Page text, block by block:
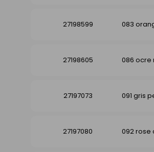
27198599 083
27198605 086 ocre
27197073 091 gris
27197080 092 rose